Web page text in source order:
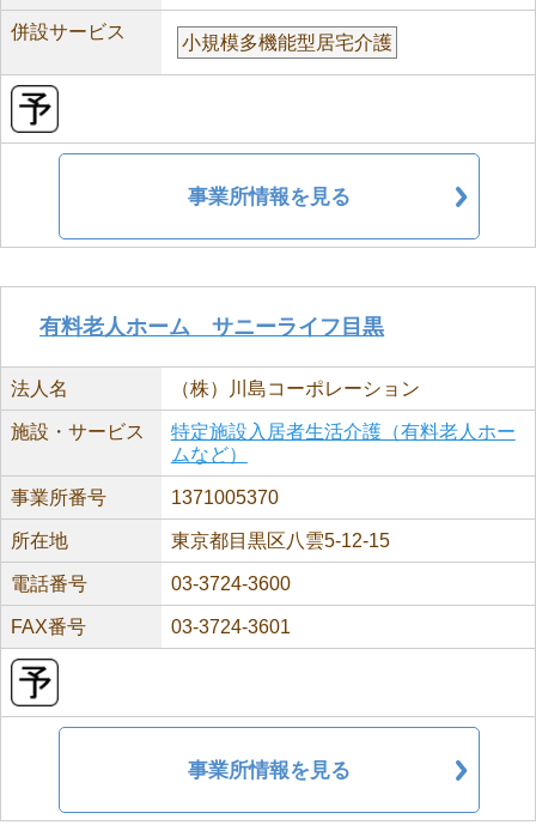
併設サービス
小規模多機能型居宅介護
事業所情報を見る
有料老人ホーム サニーライフ目黒
法人名 （株）川島コーポレーション
施設・サービス
特定施設入居者生活介護（有料老人ホー
ムなど）
事業所番号 1371005370
所在地 東京都目黒区八雲5-12-15
電話番号 03-3724-3600
FAX番号 03-3724-3601
事業所情報を見る